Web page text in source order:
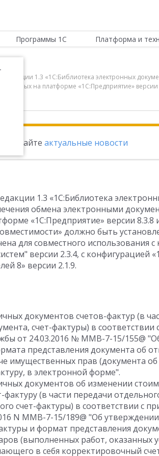
Программы 1С Платформа и
редакции 1.3 «1С:Библиотека электронных
на платформе «1С:Предприятие»
Читайте актуальные новости
1.3 «1С:Библиотека
обмена электронными
«1С:Предприятие» версии
должно быть
для совместного использования
версии 2.3.4, с конфигурацией
8» версии 2.1.9.
документов счетов-фактур (в
счет-фактуры) в соответствии
от 24.03.2016 № ММВ-7-15/155@
представления документа об
имущественных прав (документа об
в электронной форме".
документов об изменении
(в части передачи
счет-фактуры) в соответствии с
N ММВ-7-15/189@ "Об
и формат представления
(выполненных работ, оказанных
в себя корректировочный